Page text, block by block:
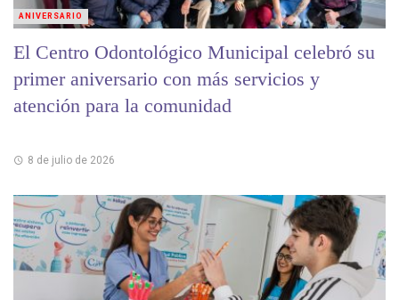
El Centro Odontológico Municipal celebró su
primer aniversario con más servicios y
atención para la comunidad
8 de julio de 2026
ANIVERSARIO